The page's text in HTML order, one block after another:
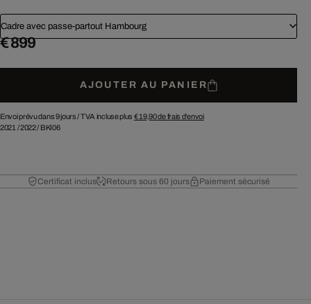
Cadre avec passe-partout Hambourg
€ 899
AJOUTER AU PANIER
Envoi prévu dans 9 jours /TVA incluse plus € 19,90de frais d'envoi
2021 /2022/ BKI06
Certificat inclus Retours sous 60 jours Paiement sécurisé